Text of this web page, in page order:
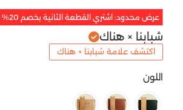
عرض محدود: اشتري القطعة الثانية بخصم 20%
شبابنا × هناك
اكتشف علامة شبابنا × هناك
اللون